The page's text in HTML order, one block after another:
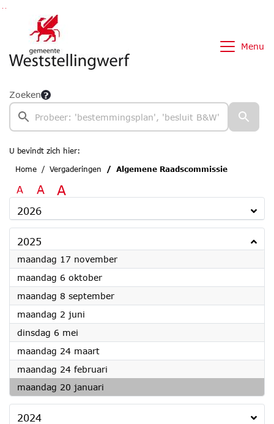
Ga naar de inhoud van deze pagina
Ga naar het zoeken
Ga naar het menu
Menu
Zoeken
U bevindt zich hier:
Home
Vergaderingen Algemene Raadscommissie
A A A
2026
2025
maandag 17 november2025
maandag 6 oktober2025
maandag 8 september2025
maandag 2 juni
dinsdag 6 mei
maandag 24 maart2025
maandag 24 februari
maandag 20 januari
2024